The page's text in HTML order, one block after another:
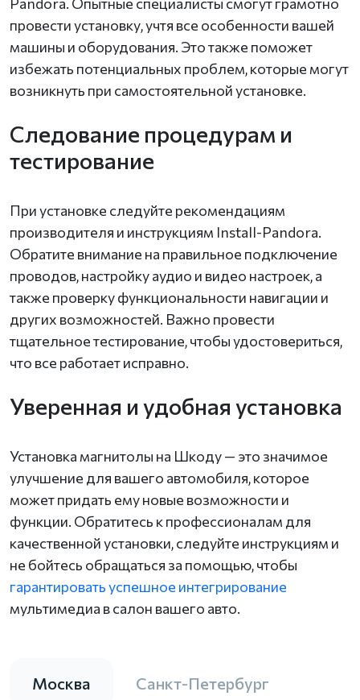
провести установку, учтя все особенности вашей
машины и оборудования. Это также поможет
избежать потенциальных проблем, которые могут
возникнуть при самостоятельной установке.
Следование процедурам и
тестирование
При установке следуйте рекомендациям
производителя и инструкциям Install-Pandora.
Обратите внимание на правильное подключение
проводов, настройку аудио и видео настроек, а
также проверку функциональности навигации и
других возможностей. Важно провести
тщательное тестирование, чтобы удостовериться,
что все работает исправно.
Уверенная и удобная установка
Установка магнитолы на Шкоду — это значимое
улучшение для вашего автомобиля, которое
может придать ему новые возможности и
функции. Обратитесь к профессионалам для
качественной установки, следуйте инструкциям и
не бойтесь обращаться за помощью, чтобы
гарантировать успешное интегрирование
мультимедиа в салон вашего авто.
Москва Санкт-Петербург